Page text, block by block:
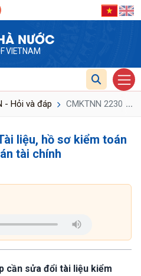
NƯỚC
VIETNAM
- Hỏi và đáp CMKTNN 2230 -...
liệu, hồ sơ kiểm toán
tài chính
cần sửa đổi tài liệu kiểm